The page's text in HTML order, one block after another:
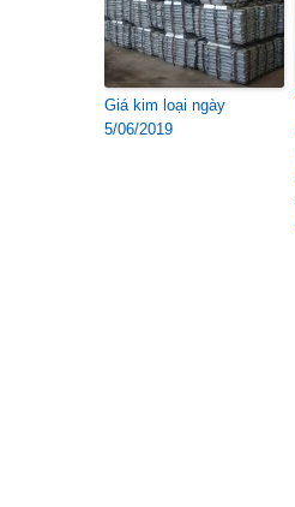
Giá kim loại ngày
5/06/2019